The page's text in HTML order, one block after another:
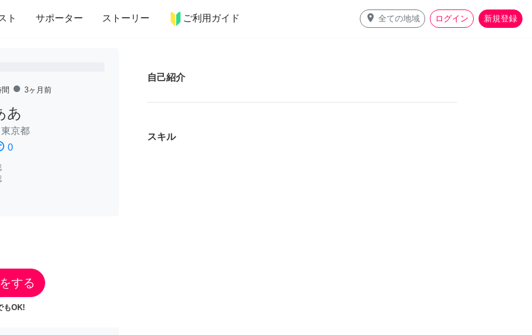
ト サポーター ストーリー ご利用ガイド place 全ての地域 ログイン 新規登録
インテリア 趣味・習い事 ペット 料理
fiber_manual_record 3ヶ月前
あ
東京都
0
する
もOK!
自己紹介
スキル